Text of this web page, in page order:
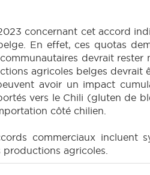
concernant cet accord
En effet, ces quotas
devrait rester
agricoles belges devrait
avoir un impact
vers le Chili (gluten de
côté chilien.
commerciaux incluent
agricoles.